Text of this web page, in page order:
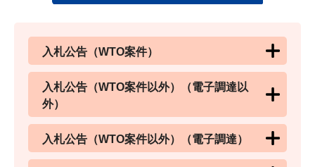
入札公告（WTO案件）
入札公告（WTO案件以外）（電子調達以
外）
入札公告（WTO案件以外）（電子調達）